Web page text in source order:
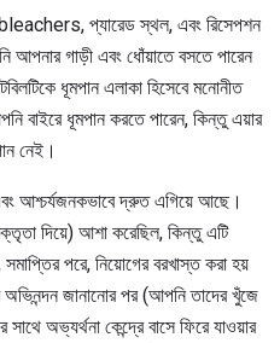
bleachers, প্যারেড স্থল, এবং রিসেপশন
আপনার গাড়ী এবং ধোঁয়াতে বসতে পারেন
ধূমপান এলাকা হিসেবে মনোনীত
বাইরে ধূমপান করতে পারেন, কিন্তু এয়ার
নেই।
আশ্চর্যজনকভাবে দ্রুত এগিয়ে আছে।
দিয়ে) আশা করেছিল, কিন্তু এটি
পরে, নিয়োগের বরখাস্ত করা হয়
অভিনন্দন জানানোর পর (আপনি তাদের খুঁজে
অভ্যর্থনা কেন্দ্রে বাসে ফিরে যাওয়ার